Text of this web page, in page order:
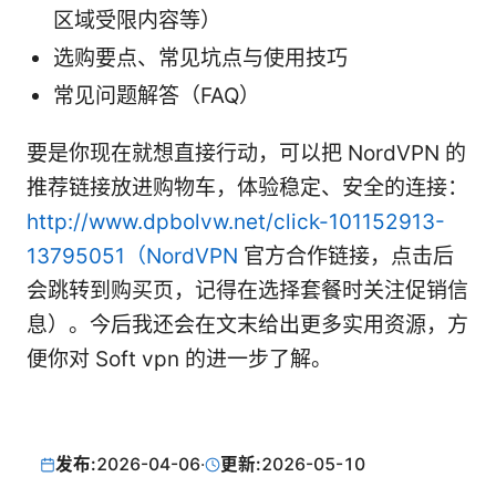
区域受限内容等）
选购要点、常见坑点与使用技巧
常见问题解答（FAQ）
要是你现在就想直接行动，可以把 NordVPN 的
推荐链接放进购物车，体验稳定、安全的连接：
http://www.dpbolvw.net/click-101152913-
13795051（NordVPN 官方合作链接，点击后
会跳转到购买页，记得在选择套餐时关注促销信
息）。今后我还会在文末给出更多实用资源，方
便你对 Soft vpn 的进一步了解。
发布:2026-04-06· 更新:2026-05-10